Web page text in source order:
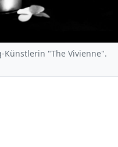
Künstlerin "The Vivienne".